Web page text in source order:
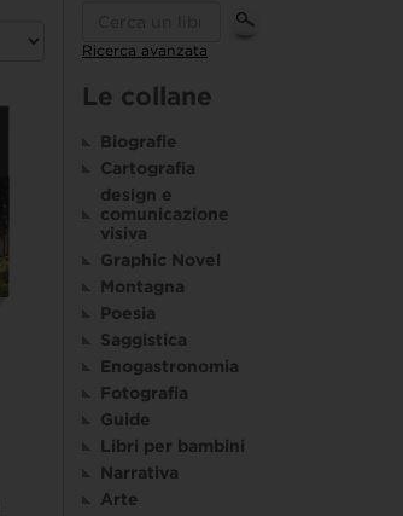
Ricerca avanzata
Le collane
Biografie
Cartografia
design e
comunicazione
visiva
Graphic Novel
Montagna
Poesia
Saggistica
Enogastronomia
Fotografia
Guide
Libri per bambini
Narrativa
Arte